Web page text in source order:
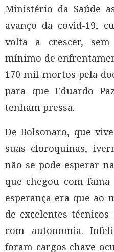
Ministério da Saúde
avanço da covid-19,
volta a crescer,
mínimo de
170 mil mortos pela
para que Eduardo
tenham pressa.
De Bolsonaro, que
suas cloroquinas,
não se pode esperar
que chegou com
esperança era que ao
de excelentes
com autonomia.
foram cargos chave